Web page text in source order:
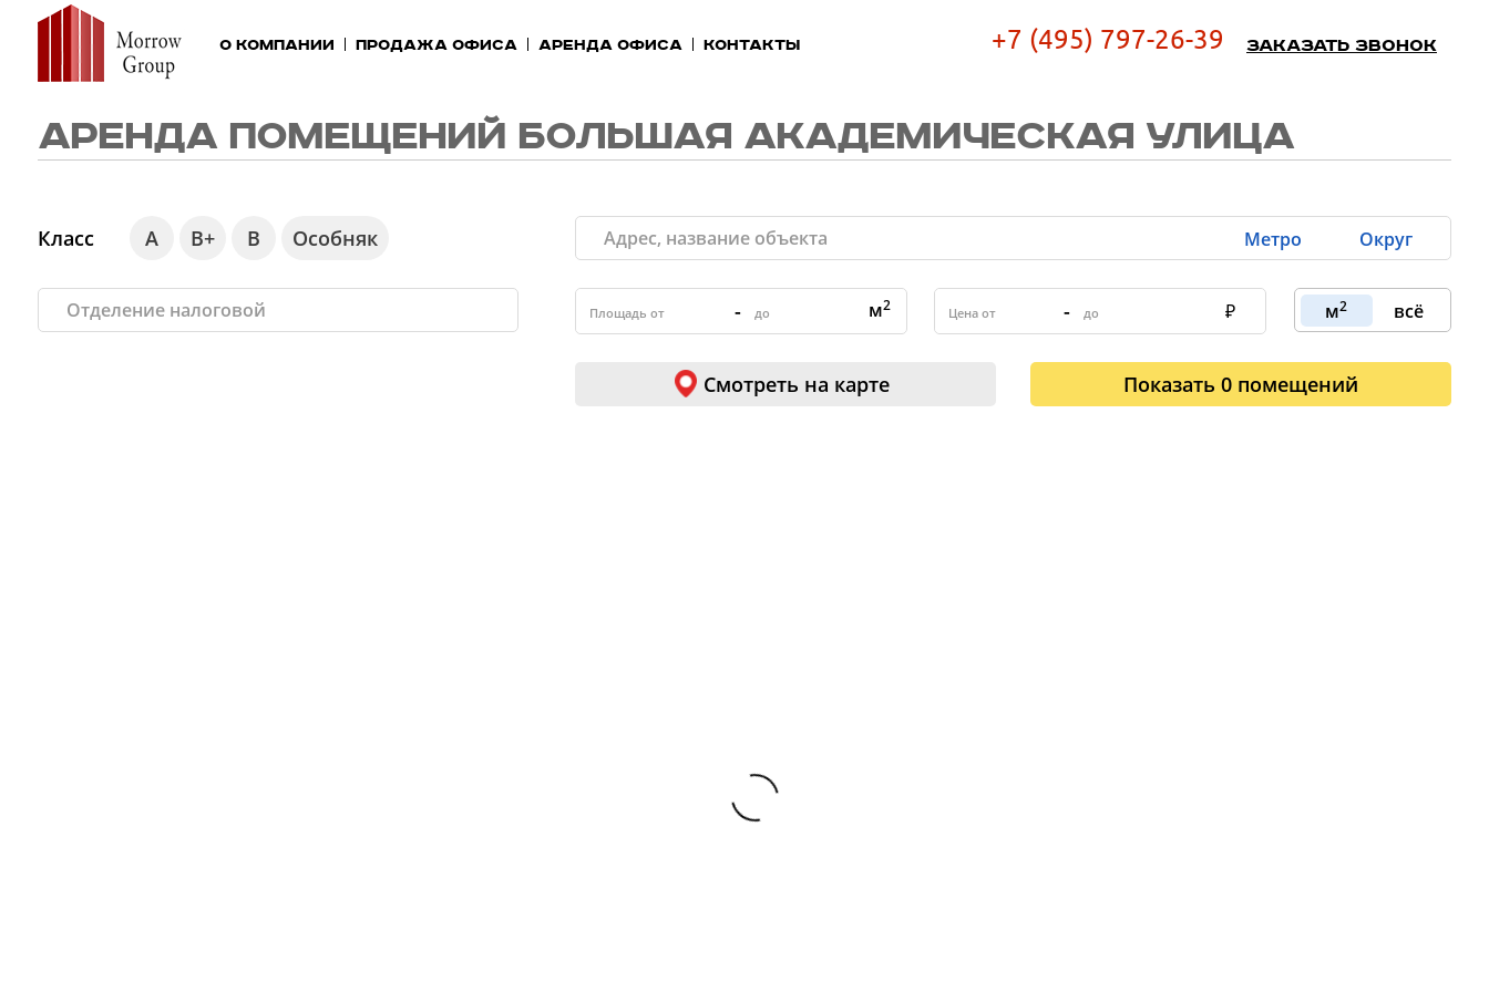
О компании Продажа офиса Аренда офиса Контакты +7 (495) 797-26-39 Заказать звонок
АРЕНДА ПОМЕЩЕНИЙ БОЛЬШАЯ АКАДЕМИЧЕСКАЯ УЛИЦА
Класс А В+ В Особняк Метро Округ
- м2 - м2 всё
Смотреть на карте Показать0 помещений